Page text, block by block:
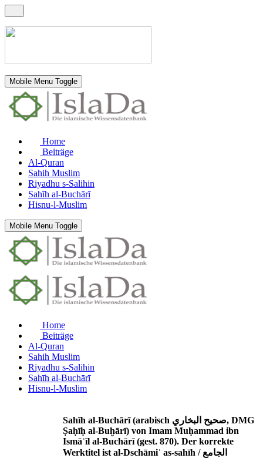
Mobile Menu Toggle
Home
Beiträge
Al-Quran
Sahih Muslim
Riyadhu s-Salihin
Sahīh al-Buchārī
Hisnu-l-Muslim
Mobile Menu Toggle
Home
Beiträge
Al-Quran
Sahih Muslim
Riyadhu s-Salihin
Sahīh al-Buchārī
Hisnu-l-Muslim
Sahīh al-Buchārī (arabisch صحيح البخاري, DMG
Ṣaḥīḥ al-Buḫārī) von Imam Muḥammad ibn
Ismāʿīl al-Buchārī (gest. 870). Der korrekte
Werktitel ist al-Dschāmiʿ as-sahīh / الجامع